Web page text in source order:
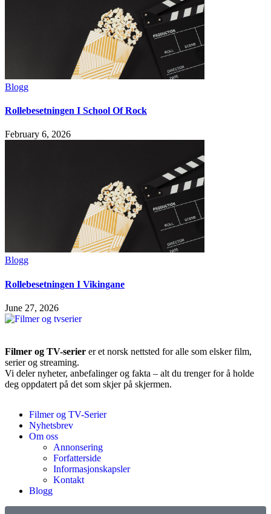
Blogg
Rollebesetningen I School Of Rock
February 6, 2026
Blogg
Rollebesetningen I Vikingane
June 27, 2026
Filmer og TV-serier er et norsk nettsted for alle som elsker film,
serier og streaming.
Vi deler nyheter, anbefalinger og fakta – alt du trenger for å holde
deg oppdatert på det som skjer på skjermen.
Filmer og TV-Serier
Nyhetsbrev
Om oss
Annonsering
Forfatterside
Informasjonskapsler
Kontakt
Blogg